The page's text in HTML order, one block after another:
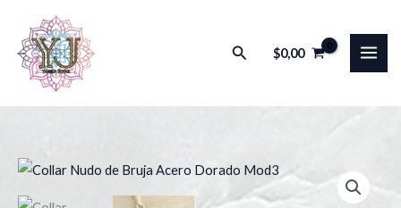
contenido
Buscar
$0,00